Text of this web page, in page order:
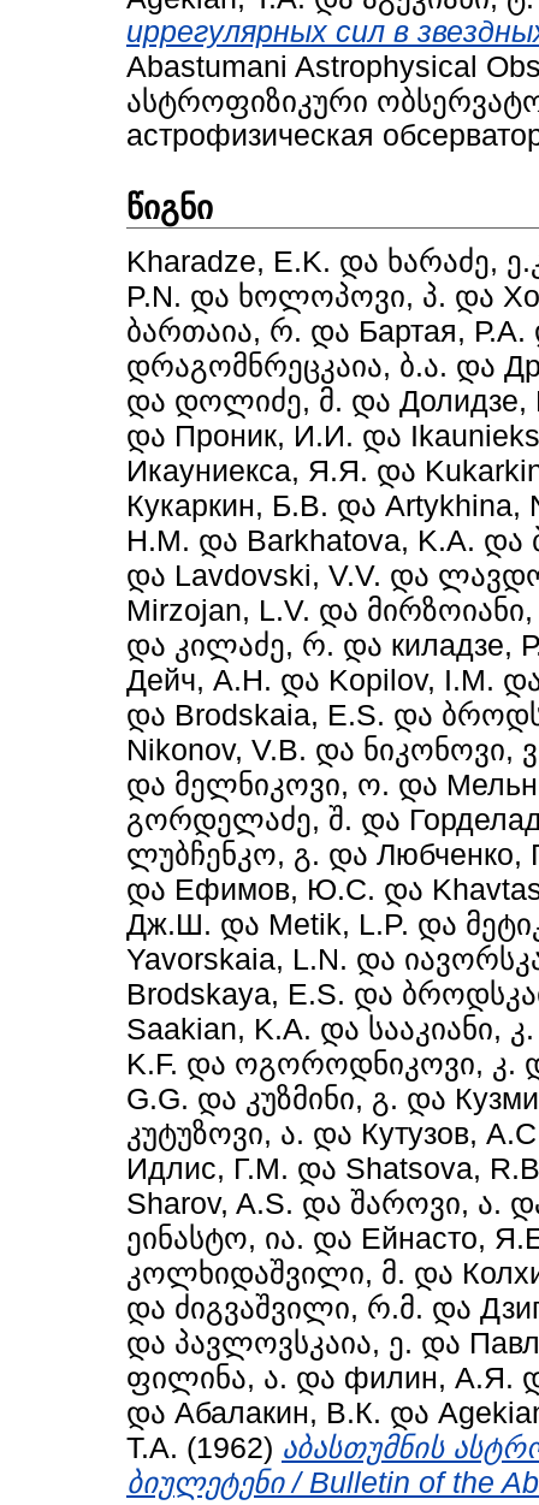
иррегулярных сил в
Abastumani Astrophysical
ასტროფიზიკური
астрофизическая
წიგნი
Kharadze, E.K. და ხარაძე,
P.N. და ხოლოპოვი, პ. და
ბართაია, რ. და Бартая, Р.А.
დრაგომნრეცკაია, ბ.ა. და
და დოლიძე, მ. და
და Проник, И.И. და
Икауниекса, Я.Я. და
Кукаркин, Б.В. და Artykhina,
Н.М. და Barkhatova, K.A. და
და Lavdovski, V.V. და
Mirzojan, L.V. და
და კილაძე, რ. და киладзе,
Дейч, А.Н. და Kopilov, I.M.
და Brodskaia, E.S. და
Nikonov, V.B. და ნიკონოვი,
და მელნიკოვი, ო. და
გორდელაძე, შ. და
ლუბჩენკო, გ. და Любченко,
და Ефимов, Ю.С. და
Дж.Ш. და Metik, L.P. და
Yavorskaia, L.N. და
Brodskaya, E.S. და
Saakian, K.A. და სააკიანი, კ.
K.F. და ოგოროდნიკოვი, კ.
G.G. და კუზმინი, გ. და
კუტუზოვი, ა. და Кутузов,
Идлис, Г.М. და Shatsova,
Sharov, A.S. და შაროვი, ა.
ეინასტო, ია. და Ейнасто,
კოლხიდაშვილი, მ. და
და ძიგვაშვილი, რ.მ. და
და პავლოვსკაია, ე. და
ფილინა, ა. და филин, А.Я.
და Абалакин, В.К. და
Т.А. (1962) აბასთუმნის
ბიულეტენი / Bulletin of the